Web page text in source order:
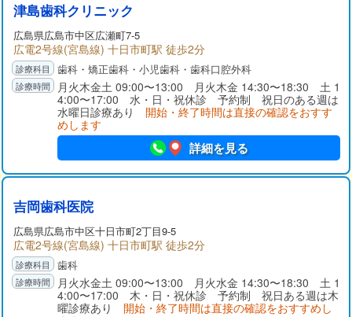
津島歯科クリニック
広島県広島市中区広瀬町7-5
広電2号線(宮島線) 十日市町駅 徒歩2分
歯科・矯正歯科・小児歯科・歯科口腔外科
月火木金土 09:00〜13:00 月火木金 14:30〜18:30 土 1
4:00〜17:00 水・日・祝休診 予約制 祝日のある週は
水曜日診療あり 開始・終了時間は直接の確認をおすす
めします
詳細を見る
吉岡歯科医院
広島県広島市中区十日市町2丁目9-5
広電2号線(宮島線) 十日市町駅 徒歩2分
歯科
月火水金土 09:00〜13:00 月火水金 14:30〜18:30 土 1
4:00〜17:00 木・日・祝休診 予約制 祝日ある週は木
曜診療あり 開始・終了時間は直接の確認をおすすめし